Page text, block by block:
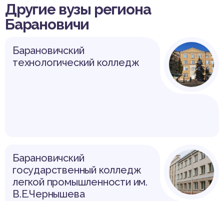
Другие вузы региона
Барановичи
Барановичский
технологический колледж
Барановичский
государственный колледж
легкой промышленности им.
В.Е.Чернышева